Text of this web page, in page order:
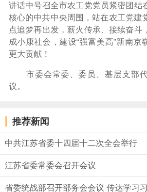
讲话中号召全市农工党党员紧密团结
核心的中共中央周围，站在农工党建
点追梦再出发，薪火传承、接续奋斗
成小康社会，建设“强富美高”新南京
更大贡献！
市委会常委、委员、基层支部
议。
推荐新闻
中共江苏省委十四届十二次全会举行
江苏省委常委会召开会议
省委统战部召开部务会会议 传达学习